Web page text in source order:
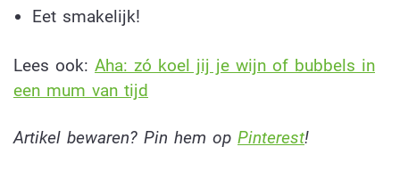
Eet smakelijk!
Lees ook: Aha: zó koel jij je wijn of bubbels in
een mum van tijd
Artikel bewaren? Pin hem op Pinterest!